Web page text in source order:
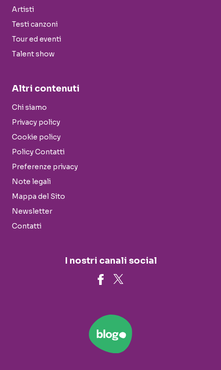
Artisti
Testi canzoni
Tour ed eventi
Talent show
Altri contenuti
Chi siamo
Privacy policy
Cookie policy
Policy Contatti
Preferenze privacy
Note legali
Mappa del Sito
Newsletter
Contatti
I nostri canali social